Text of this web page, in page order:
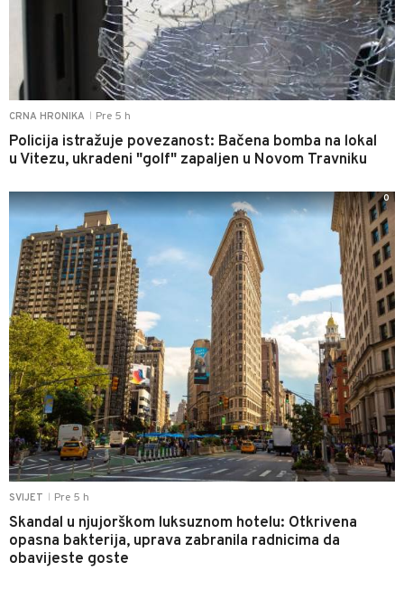
CRNA HRONIKA Pre 5 h
Policija istražuje povezanost: Bačena bomba na lokal
u Vitezu, ukradeni "golf" zapaljen u Novom Travniku
SVIJET Pre 5 h
Skandal u njujorškom luksuznom hotelu: Otkrivena
opasna bakterija, uprava zabranila radnicima da
obavijeste goste
0